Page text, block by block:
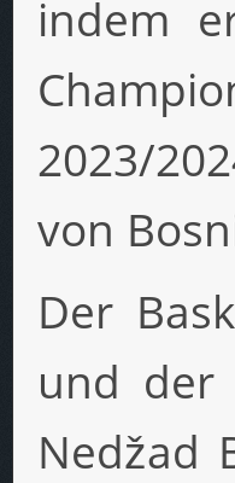
indem
2023/
von
Der
und der
Nedžad